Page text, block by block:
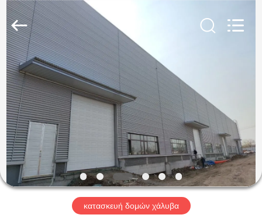
ΑΡΧΙΚΉ
ΠΡΟΪΌΝΤΑ
ΒΊΝΤΕΟ
ΕΚΠΟΜΠΉ
VR
KaFa
Fabrication
Co.,
Ltd..
Rights
Reserved.
κατασκευή δομών χάλυβα